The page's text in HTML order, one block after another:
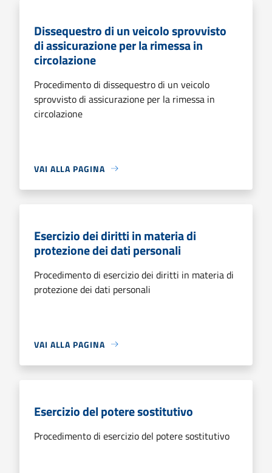
Dissequestro di un veicolo sprovvisto
di assicurazione per la rimessa in
circolazione
Procedimento di dissequestro di un veicolo
sprovvisto di assicurazione per la rimessa in
circolazione
VAI ALLA PAGINA
Esercizio dei diritti in materia di
protezione dei dati personali
Procedimento di esercizio dei diritti in materia di
protezione dei dati personali
VAI ALLA PAGINA
Esercizio del potere sostitutivo
Procedimento di esercizio del potere sostitutivo